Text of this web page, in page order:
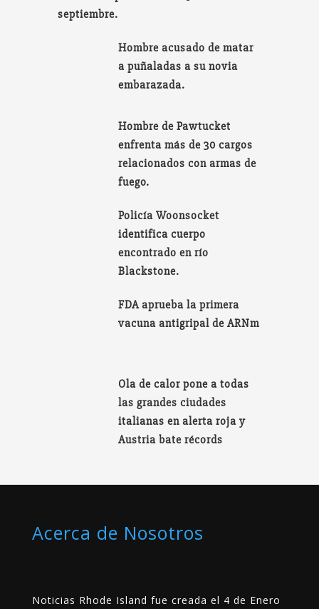
septiembre.
Hombre acusado de matar
a puñaladas a su novia
embarazada.
Hombre de Pawtucket
enfrenta más de 30 cargos
relacionados con armas de
fuego.
Policía Woonsocket
identifica cuerpo
encontrado en río
Blackstone.
FDA aprueba la primera
vacuna antigripal de ARNm
Ola de calor pone a todas
las grandes ciudades
italianas en alerta roja y
Austria bate récords
Acerca de Nosotros
Noticias Rhode Island fue creada el 4 de Enero